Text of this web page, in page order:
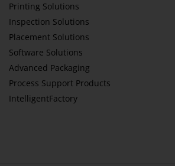
Printing Solutions
Inspection Solutions
Placement Solutions
Software Solutions
Advanced Packaging
Process Support Products
IntelligentFactory